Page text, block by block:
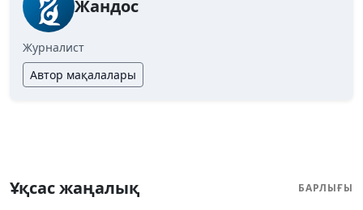
Жандос
Журналист
Автор мақалалары
Ұқсас жаңалық БАРЛЫҒЫ